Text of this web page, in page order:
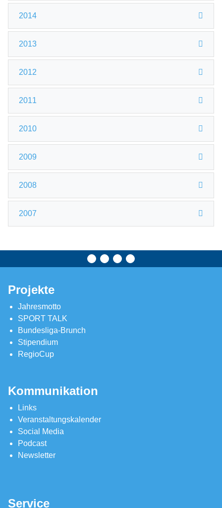
2014
2013
2012
2011
2010
2009
2008
2007
Projekte
Jahresmotto
SPORT TALK
Bundesliga-Brunch
Stipendium
RegioCup
Kommunikation
Links
Veranstaltungskalender
Social Media
Podcast
Newsletter
Service